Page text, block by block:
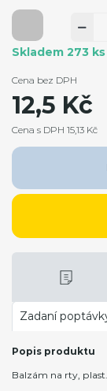
Skladem 273 ks
Cena bez DPH
12,5 Kč
Cena s DPH 15,13 Kč
Zadaní
Popis produktu
Balzám na rty,